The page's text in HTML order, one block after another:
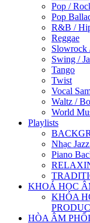
Pop /
Pop
R&B /
Reggae
Slowrock
Swing /
Tango
Twist
Vocal
Waltz /
World
Playlists
Nhạc
Piano
KHOÁ HỌC
KHÓA
HÒA ÂM